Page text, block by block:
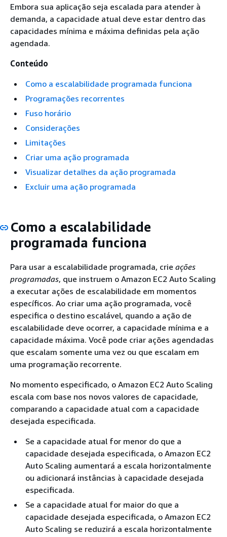
Embora sua aplicação seja escalada para atender à
demanda, a capacidade atual deve estar dentro das
capacidades mínima e máxima definidas pela ação
agendada.
Conteúdo
Como a escalabilidade programada funciona
Programações recorrentes
Fuso horário
Considerações
Limitações
Criar uma ação programada
Visualizar detalhes da ação programada
Excluir uma ação programada
Como a escalabilidade
programada funciona
Para usar a escalabilidade programada, crie ações
programadas, que instruem o Amazon EC2 Auto Scaling
a executar ações de escalabilidade em momentos
específicos. Ao criar uma ação programada, você
especifica o destino escalável, quando a ação de
escalabilidade deve ocorrer, a capacidade mínima e a
capacidade máxima. Você pode criar ações agendadas
que escalam somente uma vez ou que escalam em
uma programação recorrente.
No momento especificado, o Amazon EC2 Auto Scaling
escala com base nos novos valores de capacidade,
comparando a capacidade atual com a capacidade
desejada especificada.
Se a capacidade atual for menor do que a
capacidade desejada especificada, o Amazon EC2
Auto Scaling aumentará a escala horizontalmente
ou adicionará instâncias à capacidade desejada
especificada.
Se a capacidade atual for maior do que a
capacidade desejada especificada, o Amazon EC2
Auto Scaling se reduzirá a escala horizontalmente